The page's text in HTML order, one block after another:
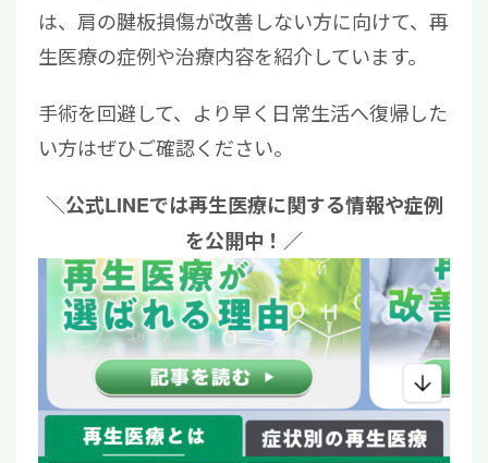
は、肩の腱板損傷が改善しない方に向けて、再
生医療の症例や治療内容を紹介しています。
手術を回避して、より早く日常生活へ復帰した
い方はぜひご確認ください。
＼公式LINEでは再生医療に関する情報や症例
を公開中！／